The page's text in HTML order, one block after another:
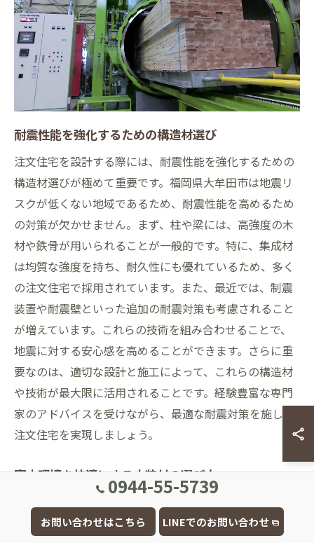
耐震性能を強化するための構造材選び
注文住宅を設計する際には、耐震性能を強化するための
構造材選びが極めて重要です。福岡県大牟田市は地震リ
スクが低くない地域であるため、耐震性能を高めるため
の対策が欠かせません。まず、柱や梁には、高強度の木
材や鉄骨が用いられることが一般的です。特に、集成材
は均質な強度を持ち、耐久性にも優れているため、多く
の注文住宅で採用されています。また、最近では、制震
装置や耐震壁といった追加の耐震対策も考慮されること
が増えています。これらの技術を組み合わせることで、
地震に対する安心感を高めることができます。さらに重
要なのは、適切な設計と施工によって、これらの構造材
や技術が最大限に活用されることです。経験豊富な専門
家のアドバイスを受けながら、最適な耐震対策を施した
注文住宅を実現しましょう。
室内環境を快適にする内装材の選び方
めの内装材選びは非常に重要です。特に、福岡県大牟田
0944-55-5739
お問い合わせはこちら LINEでのお問い合わせ